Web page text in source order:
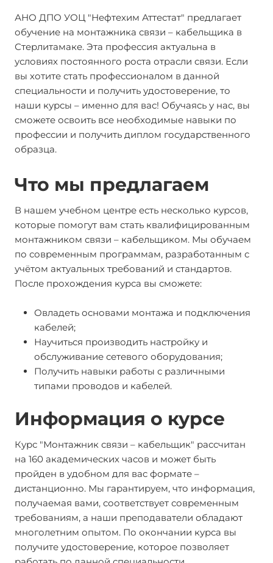
АНО ДПО УОЦ "Нефтехим Аттестат" предлагает
обучение на монтажника связи – кабельщика в
Стерлитамаке. Эта профессия актуальна в
условиях постоянного роста отрасли связи. Если
вы хотите стать профессионалом в данной
специальности и получить удостоверение, то
наши курсы – именно для вас! Обучаясь у нас, вы
сможете освоить все необходимые навыки по
профессии и получить диплом государственного
образца.
Что мы предлагаем
В нашем учебном центре есть несколько курсов,
которые помогут вам стать квалифицированным
монтажником связи – кабельщиком. Мы обучаем
по современным программам, разработанным с
учётом актуальных требований и стандартов.
После прохождения курса вы сможете:
Овладеть основами монтажа и подключения
кабелей;
Научиться производить настройку и
обслуживание сетевого оборудования;
Получить навыки работы с различными
типами проводов и кабелей.
Информация о курсе
Курс "Монтажник связи – кабельщик" рассчитан
на 160 академических часов и может быть
пройден в удобном для вас формате –
дистанционно. Мы гарантируем, что информация,
получаемая вами, соответствует современным
требованиям, а наши преподаватели обладают
многолетним опытом. По окончании курса вы
получите удостоверение, которое позволяет